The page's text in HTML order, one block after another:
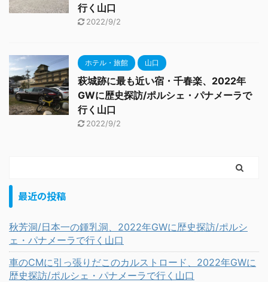
行く山口
2022/9/2
ホテル・旅館 山口
萩城跡に最も近い宿・千春楽、2022年
GWに歴史探訪/ポルシェ・パナメーラで
行く山口
2022/9/2
最近の投稿
秋芳洞/日本一の鍾乳洞、2022年GWに歴史探訪/ポルシ
ェ・パナメーラで行く山口
車のCMに引っ張りだこのカルストロード、2022年GWに
歴史探訪/ポルシェ・パナメーラで行く山口